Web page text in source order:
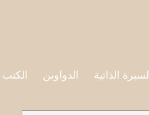
السيرة الذاتية الدواوين الكتب